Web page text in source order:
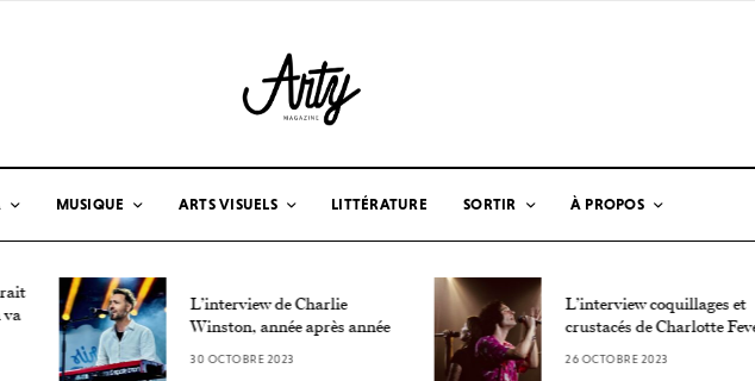
MUSIQUE ARTS VISUELS LITTÉRATURE SORTIR À PROPOS
L’interview de Charlie
Winston, année après année
30 OCTOBRE 2023
L’interview coquillages et
crustacés de Charlotte Fever
26 OCTOBRE 2023